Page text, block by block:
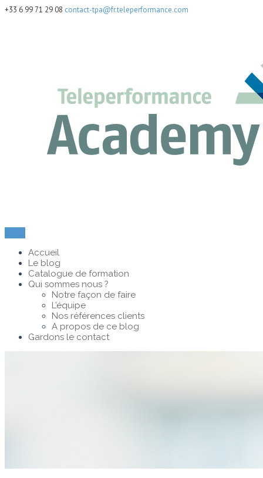
+33 6 99 71 29 08 contact-tpa@fr.teleperformance.com
Accueil
Le blog
Catalogue de formation
Qui sommes nous ?
Notre façon de faire
L’équipe
Nos références clients
A propos de ce blog
Gardons le contact